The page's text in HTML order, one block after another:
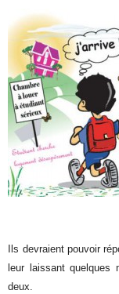
Ils devraient pouvoir
leur laissant quelques
deux.